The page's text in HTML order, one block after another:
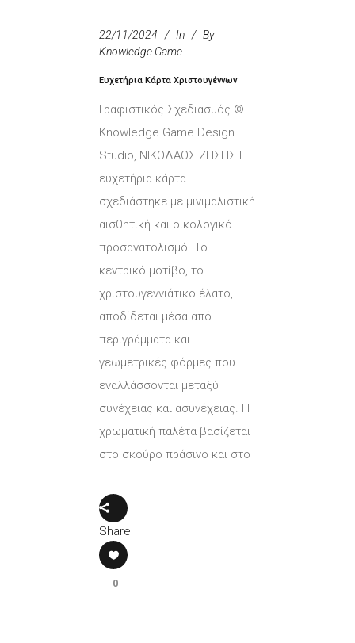
22/11/2024 In
By
Knowledge Game
Ευχετήρια Κάρτα Χριστουγέννων
Γραφιστικός Σχεδιασμός ©
Knowledge Game Design
Studio, ΝΙΚΟΛΑΟΣ ΖΗΣΗΣ Η
ευχετήρια κάρτα
σχεδιάστηκε με μινιμαλιστική
αισθητική και οικολογικό
προσανατολισμό. Το
κεντρικό μοτίβο, το
χριστουγεννιάτικο έλατο,
αποδίδεται μέσα από
περιγράμματα και
γεωμετρικές φόρμες που
εναλλάσσονται μεταξύ
συνέχειας και ασυνέχειας. Η
χρωματική παλέτα βασίζεται
στο σκούρο πράσινο και στο
Share
0